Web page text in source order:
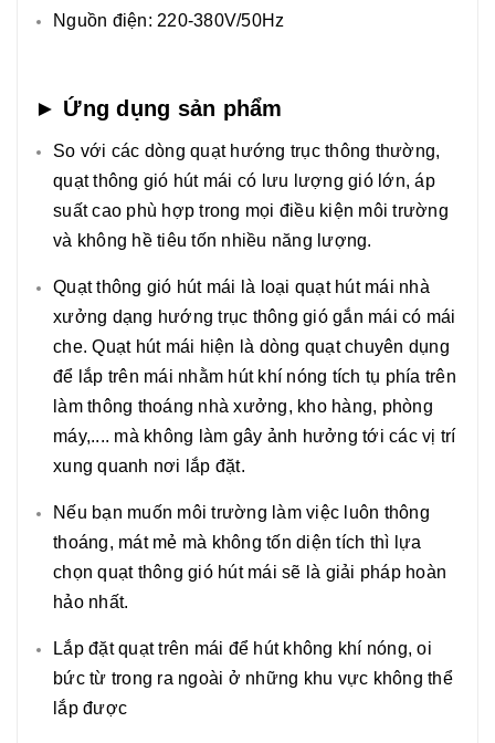
Nguồn điện: 220-380V/50Hz
► Ứng dụng sản phẩm
So với các dòng quạt hướng trục thông thường,
quạt thông gió hút mái có lưu lượng gió lớn, áp
suất cao phù hợp trong mọi điều kiện môi trường
và không hề tiêu tốn nhiều năng lượng.
Quạt thông gió hút mái là loại quạt hút mái nhà
xưởng dạng hướng trục thông gió gắn mái có mái
che. Quạt hút mái hiện là dòng quạt chuyên dụng
để lắp trên mái nhằm hút khí nóng tích tụ phía trên
làm thông thoáng nhà xưởng, kho hàng, phòng
máy,.... mà không làm gây ảnh hưởng tới các vị trí
xung quanh nơi lắp đặt.
Nếu bạn muốn môi trường làm việc luôn thông
thoáng, mát mẻ mà không tốn diện tích thì lựa
chọn quạt thông gió hút mái sẽ là giải pháp hoàn
hảo nhất.
Lắp đặt quạt trên mái để hút không khí nóng, oi
bức từ trong ra ngoài ở những khu vực không thể
lắp được